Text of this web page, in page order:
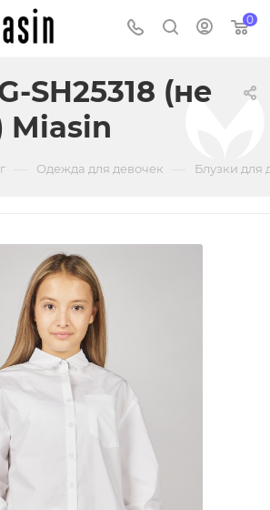
0
SH25318 (не
Miasin
Одежда для девочек Блузки для